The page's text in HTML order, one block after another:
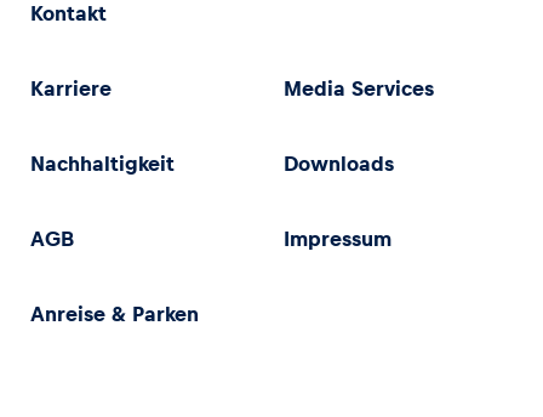
Kontakt
Karriere Media Services
Nachhaltigkeit Downloads
AGB Impressum
Anreise & Parken